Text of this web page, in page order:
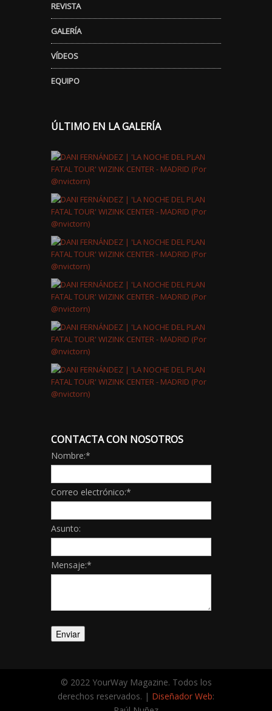
REVISTA
GALERÍA
VÍDEOS
EQUIPO
ÚLTIMO EN LA GALERÍA
CONTACTA CON NOSOTROS
Nombre:*
Correo electrónico:*
Asunto:
Mensaje:*
© 2022 YourWay Magazine. Todos los
derechos reservados. | Diseñador Web: